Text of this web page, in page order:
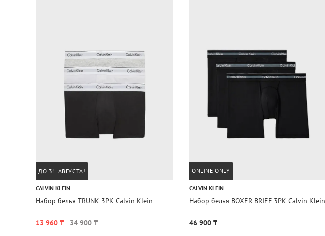
ДО 31 АВГУСТА!
CALVIN KLEIN
Набор белья TRUNK 3PK Calvin Klein
13 960 ₸ 34 900 ₸
ONLINE ONLY
CALVIN KLEIN
Набор белья BOXER BRIEF 3PK Calvin Klein
46 900 ₸